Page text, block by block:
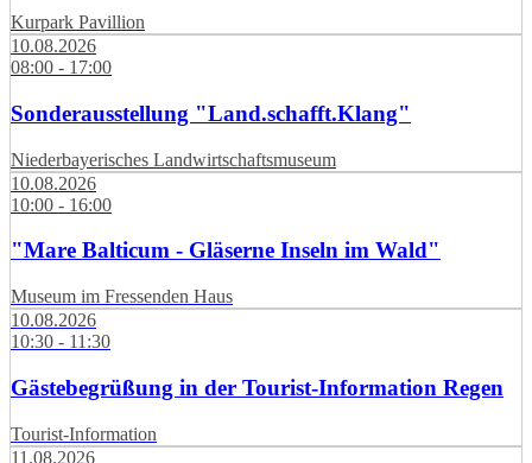
Kurpark Pavillion
10.08.2026
08:00 - 17:00
Sonderausstellung "Land.schafft.Klang"
Niederbayerisches Landwirtschaftsmuseum
10.08.2026
10:00 - 16:00
"Mare Balticum - Gläserne Inseln im Wald"
Museum im Fressenden Haus
10.08.2026
10:30 - 11:30
Gästebegrüßung in der Tourist-Information Regen
Tourist-Information
11.08.2026